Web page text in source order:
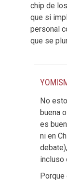
chip de
que si
personal
que se
No
buena
es
ni en
incluso
Porque